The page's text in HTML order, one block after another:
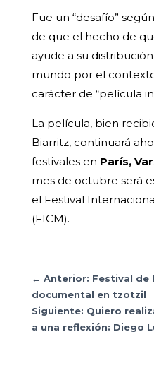
Fue un “desafío”
de que el hecho de
ayude a su
mundo por el
carácter de “película
La película, bien
Biarritz, continuará
festivales en París,
mes de octubre será
el Festival
(FICM).
← Anterior: Festival de
documental en tzotzil
Siguiente: Quiero
a una reflexión: Diego